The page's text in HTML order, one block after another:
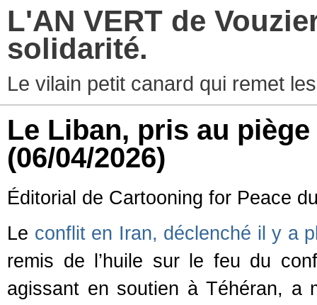
L'AN VERT de
solidarité.
Le vilain petit canard qui remet
Le Liban, pris au
(06/04/2026)
Éditorial de Cartooning for Peace
Le conflit en Iran, déclenché il y a
remis de l’huile sur le feu du
agissant en soutien à Téhéran, a